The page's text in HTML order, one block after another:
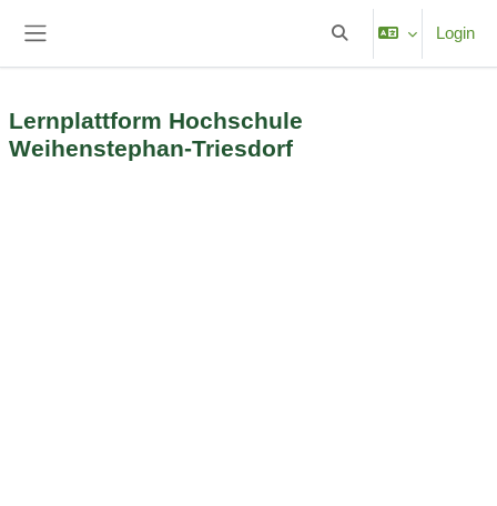
Attiva/disattiva input di
Login
Lernplattform Hochschule
Weihenstephan-Triesdorf